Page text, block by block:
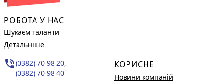
РОБОТА У НАС
Шукаєм таланти
Детальніше
phone_in_talk(0382) 70 98 20,
(0382) 70 98 40
КОРИСНЕ
Новини компаній